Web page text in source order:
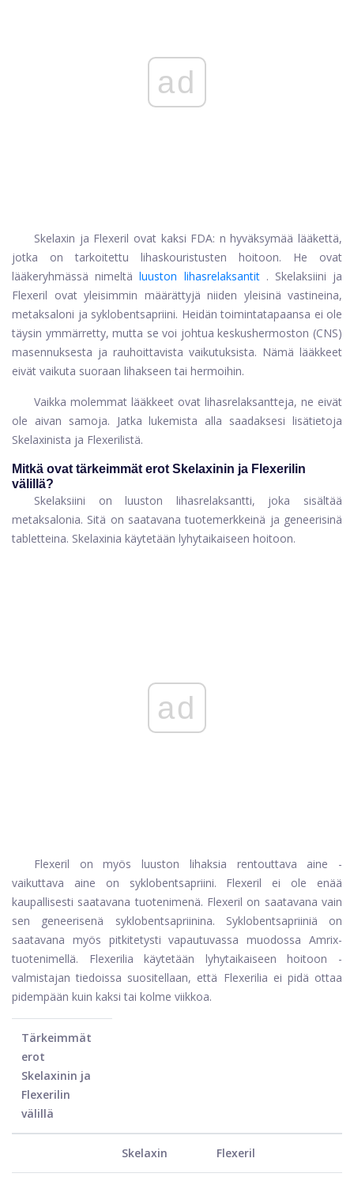
ad
Skelaxin ja Flexeril ovat kaksi FDA: n hyväksymää lääkettä,
jotka on tarkoitettu lihaskouristusten hoitoon. He ovat
lääkeryhmässä nimeltäluuston lihasrelaksantit. Skelaksiini ja
Flexeril ovat yleisimmin määrättyjä niiden yleisinä vastineina,
metaksaloni ja syklobentsapriini. Heidän toimintatapaansa ei ole
täysin ymmärretty, mutta se voi johtua keskushermoston (CNS)
masennuksesta ja rauhoittavista vaikutuksista. Nämä lääkkeet
eivät vaikuta suoraan lihakseen tai hermoihin.
Vaikka molemmat lääkkeet ovat lihasrelaksantteja, ne eivät
ole aivan samoja. Jatka lukemista alla saadaksesi lisätietoja
Skelaxinista ja Flexerilistä.
Mitkä ovat tärkeimmät erot Skelaxinin ja Flexerilin
välillä?
Skelaksiini on luuston lihasrelaksantti, joka sisältää
metaksalonia. Sitä on saatavana tuotemerkkeinä ja geneerisinä
tabletteina. Skelaxinia käytetään lyhytaikaiseen hoitoon.
ad
Flexeril on myös luuston lihaksia rentouttava aine -
vaikuttava aine on syklobentsapriini. Flexeril ei ole enää
kaupallisesti saatavana tuotenimenä. Flexeril on saatavana vain
sen geneerisenä syklobentsapriinina. Syklobentsapriiniä on
saatavana myös pitkitetysti vapautuvassa muodossa Amrix-
tuotenimellä. Flexerilia käytetään lyhytaikaiseen hoitoon -
valmistajan tiedoissa suositellaan, että Flexerilia ei pidä ottaa
pidempään kuin kaksi tai kolme viikkoa.
Tärkeimmät
erot
Skelaxinin ja
Flexerilin
välillä
Skelaxin Flexeril